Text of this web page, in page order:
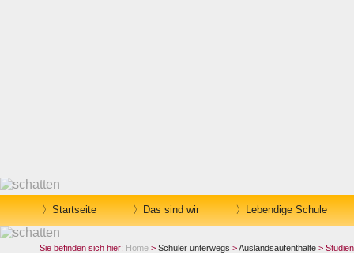
Startseite Das sind wir Lebendige Schule
Sie befinden sich hier: Home > Schüler unterwegs >Auslandsaufenthalte >